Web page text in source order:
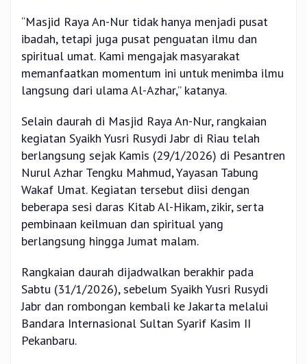
“Masjid Raya An-Nur tidak hanya menjadi pusat
ibadah, tetapi juga pusat penguatan ilmu dan
spiritual umat. Kami mengajak masyarakat
memanfaatkan momentum ini untuk menimba ilmu
langsung dari ulama Al-Azhar,” katanya.
Selain daurah di Masjid Raya An-Nur, rangkaian
kegiatan Syaikh Yusri Rusydi Jabr di Riau telah
berlangsung sejak Kamis (29/1/2026) di Pesantren
Nurul Azhar Tengku Mahmud, Yayasan Tabung
Wakaf Umat. Kegiatan tersebut diisi dengan
beberapa sesi daras Kitab Al-Hikam, zikir, serta
pembinaan keilmuan dan spiritual yang
berlangsung hingga Jumat malam.
Rangkaian daurah dijadwalkan berakhir pada
Sabtu (31/1/2026), sebelum Syaikh Yusri Rusydi
Jabr dan rombongan kembali ke Jakarta melalui
Bandara Internasional Sultan Syarif Kasim II
Pekanbaru.